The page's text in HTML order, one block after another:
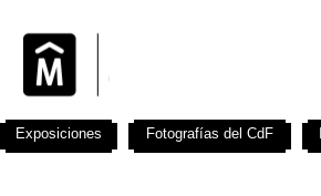
Exposiciones Fotografías del CdF